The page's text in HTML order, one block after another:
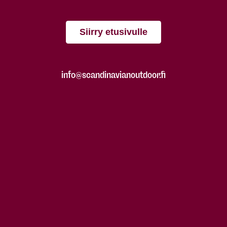
Siirry etusivulle
info@scandinavianoutdoor.fi